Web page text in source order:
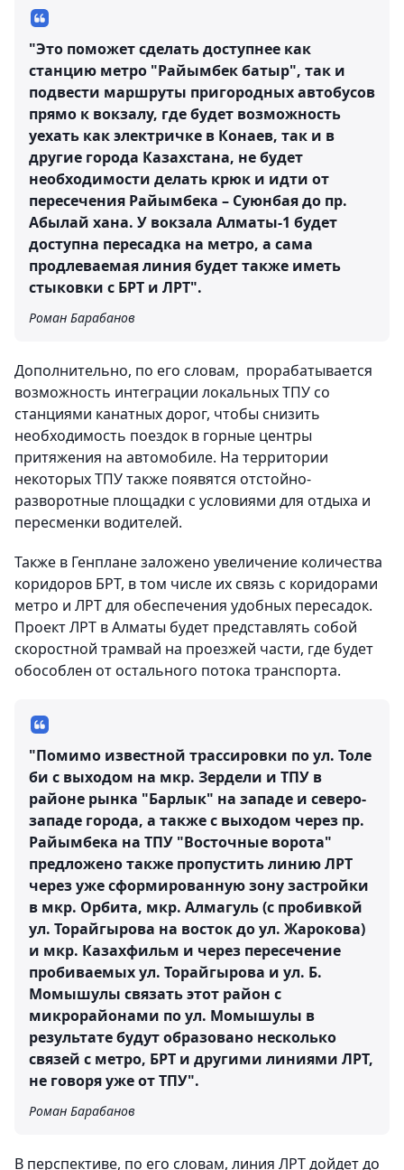
"Это поможет сделать доступнее как
станцию метро "Райымбек батыр", так и
подвести маршруты пригородных автобусов
прямо к вокзалу, где будет возможность
уехать как электричке в Конаев, так и в
другие города Казахстана, не будет
необходимости делать крюк и идти от
пересечения Райымбека – Суюнбая до пр.
Абылай хана. У вокзала Алматы-1 будет
доступна пересадка на метро, а сама
продлеваемая линия будет также иметь
стыковки с БРТ и ЛРТ".
Роман Барабанов
Дополнительно, по его словам, прорабатывается
возможность интеграции локальных ТПУ со
станциями канатных дорог, чтобы снизить
необходимость поездок в горные центры
притяжения на автомобиле. На территории
некоторых ТПУ также появятся отстойно-
разворотные площадки с условиями для отдыха и
пересменки водителей.
Также в Генплане заложено увеличение количества
коридоров БРТ, в том числе их связь с коридорами
метро и ЛРТ для обеспечения удобных пересадок.
Проект ЛРТ в Алматы будет представлять собой
скоростной трамвай на проезжей части, где будет
обособлен от остального потока транспорта.
"Помимо известной трассировки по ул. Толе
би с выходом на мкр. Зердели и ТПУ в
районе рынка "Барлык" на западе и северо-
западе города, а также с выходом через пр.
Райымбека на ТПУ "Восточные ворота"
предложено также пропустить линию ЛРТ
через уже сформированную зону застройки
в мкр. Орбита, мкр. Алмагуль (с пробивкой
ул. Торайгырова на восток до ул. Жарокова)
и мкр. Казахфильм и через пересечение
пробиваемых ул. Торайгырова и ул. Б.
Момышулы связать этот район с
микрорайонами по ул. Момышулы в
результате будут образовано несколько
связей с метро, БРТ и другими линиями ЛРТ,
не говоря уже от ТПУ".
Роман Барабанов
В перспективе, по его словам, линия ЛРТ дойдет до